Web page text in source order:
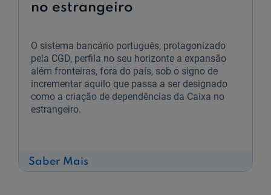
no estrangeiro
O sistema bancário português, protagonizado
pela CGD, perfila no seu horizonte a expansão
além fronteiras, fora do país, sob o signo de
incrementar aquilo que passa a ser designado
como a criação de dependências da Caixa no
estrangeiro.
Saber Mais
Primeiras